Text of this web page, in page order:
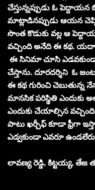
చేస్తున్నప్పుడు ఓ
మాట్లాడినప్పుడు ఆయన
సొంత కొడుకు వల్ల ఆ
వచ్చింది అనేది ఈ కథ. యదార్థ
ఈ సినిమా చూసి ఎడవకుండా
చేస్తాను. దూరదర్శిని ఓ
ఈ కథ గురించి చెబుతున్న
మానసిక పరిస్థితి ఎందుకు
ఎందుకు చేయాల్సిన
పాటు ఖర్చీఫ్‌ కూడా ఫ్రీగా
ఎడ్వకుండా ఎవరూ
లావణ్య రెడ్డి, కిట్టయ్య, తేజ